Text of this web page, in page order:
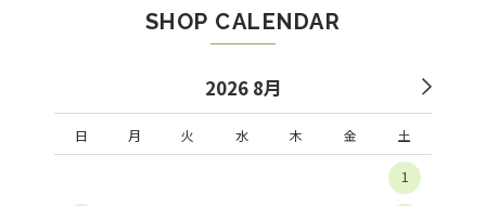
SHOP CALENDAR
2026 8月
日 月 火 水 木 金 土
1